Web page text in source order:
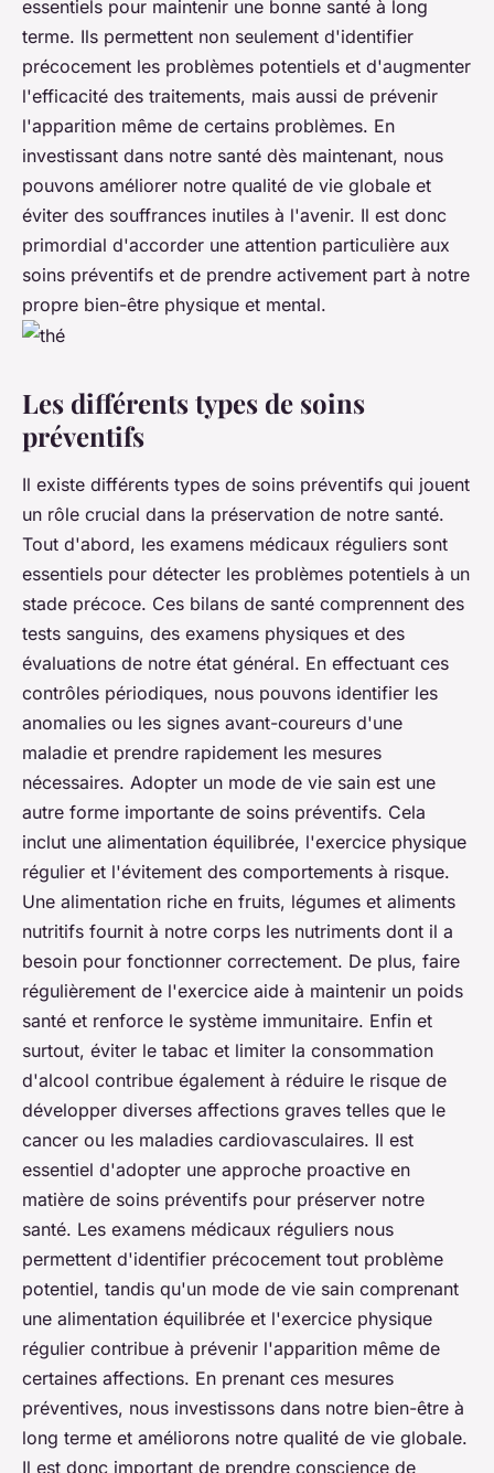
essentiels pour maintenir une bonne santé à long
terme. Ils permettent non seulement d'identifier
précocement les problèmes potentiels et d'augmenter
l'efficacité des traitements, mais aussi de prévenir
l'apparition même de certains problèmes. En
investissant dans notre santé dès maintenant, nous
pouvons améliorer notre qualité de vie globale et
éviter des souffrances inutiles à l'avenir. Il est donc
primordial d'accorder une attention particulière aux
soins préventifs et de prendre activement part à notre
propre bien-être physique et mental.
Les différents types de soins
préventifs
Il existe différents types de soins préventifs qui jouent
un rôle crucial dans la préservation de notre santé.
Tout d'abord, les examens médicaux réguliers sont
essentiels pour détecter les problèmes potentiels à un
stade précoce. Ces bilans de santé comprennent des
tests sanguins, des examens physiques et des
évaluations de notre état général. En effectuant ces
contrôles périodiques, nous pouvons identifier les
anomalies ou les signes avant-coureurs d'une
maladie et prendre rapidement les mesures
nécessaires. Adopter un mode de vie sain est une
autre forme importante de soins préventifs. Cela
inclut une alimentation équilibrée, l'exercice physique
régulier et l'évitement des comportements à risque.
Une alimentation riche en fruits, légumes et aliments
nutritifs fournit à notre corps les nutriments dont il a
besoin pour fonctionner correctement. De plus, faire
régulièrement de l'exercice aide à maintenir un poids
santé et renforce le système immunitaire. Enfin et
surtout, éviter le tabac et limiter la consommation
d'alcool contribue également à réduire le risque de
développer diverses affections graves telles que le
cancer ou les maladies cardiovasculaires. Il est
essentiel d'adopter une approche proactive en
matière de soins préventifs pour préserver notre
santé. Les examens médicaux réguliers nous
permettent d'identifier précocement tout problème
potentiel, tandis qu'un mode de vie sain comprenant
une alimentation équilibrée et l'exercice physique
régulier contribue à prévenir l'apparition même de
certaines affections. En prenant ces mesures
préventives, nous investissons dans notre bien-être à
long terme et améliorons notre qualité de vie globale.
Il est donc important de prendre conscience de